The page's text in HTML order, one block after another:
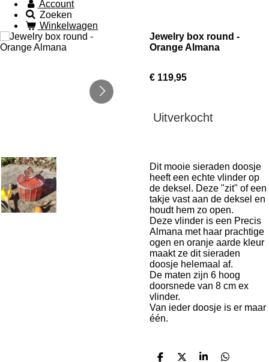
Account
Zoeken
Winkelwagen
Jewelry box round -
Orange Almana
€ 119,95
Uitverkocht
Dit mooie sieraden doosje
heeft een echte vlinder op
de deksel. Deze "zit" of een
takje vast aan de deksel en
houdt hem zo open.
Deze vlinder is een Precis
Almana met haar prachtige
ogen en oranje aarde kleur
maakt ze dit sieraden
doosje helemaal af.
De maten zijn 6 hoog
doorsnede van 8 cm ex
vlinder.
Van ieder doosje is er maar
één.